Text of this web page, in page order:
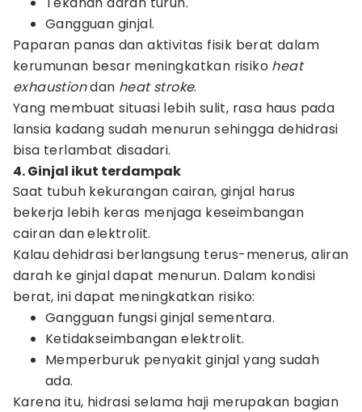
Gangguan ginjal.
Paparan panas dan aktivitas fisik berat dalam
kerumunan besar meningkatkan risiko heat
exhaustiondan heat stroke.
Yang membuat situasi lebih sulit, rasa haus pada
lansia kadang sudah menurun sehingga dehidrasi
bisa terlambat disadari.
4. Ginjal ikut terdampak
Saat tubuh kekurangan cairan, ginjal harus
bekerja lebih keras menjaga keseimbangan
cairan dan elektrolit.
Kalau dehidrasi berlangsung terus-menerus, aliran
darah ke ginjal dapat menurun. Dalam kondisi
berat, ini dapat meningkatkan risiko:
Gangguan fungsi ginjal sementara.
Ketidakseimbangan elektrolit.
Memperburuk penyakit ginjal yang sudah
ada.
Karena itu, hidrasi selama haji merupakan bagian